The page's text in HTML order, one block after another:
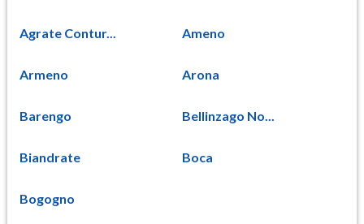
Agrate Contur... Ameno
Armeno Arona
Barengo Bellinzago No...
Biandrate Boca
Bogogno